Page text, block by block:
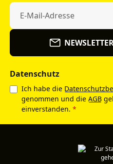
Datenschutz
Ich habe die
genommen und die AGB
einverstanden. *